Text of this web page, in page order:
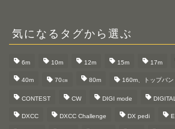
気になるタグから選ぶ
6m 10m 12m 15m 17m
40m 70㎝ 80m 160m、トップバン
CONTEST CW DIGI mode
DXCC DXCC Challenge DX pedi